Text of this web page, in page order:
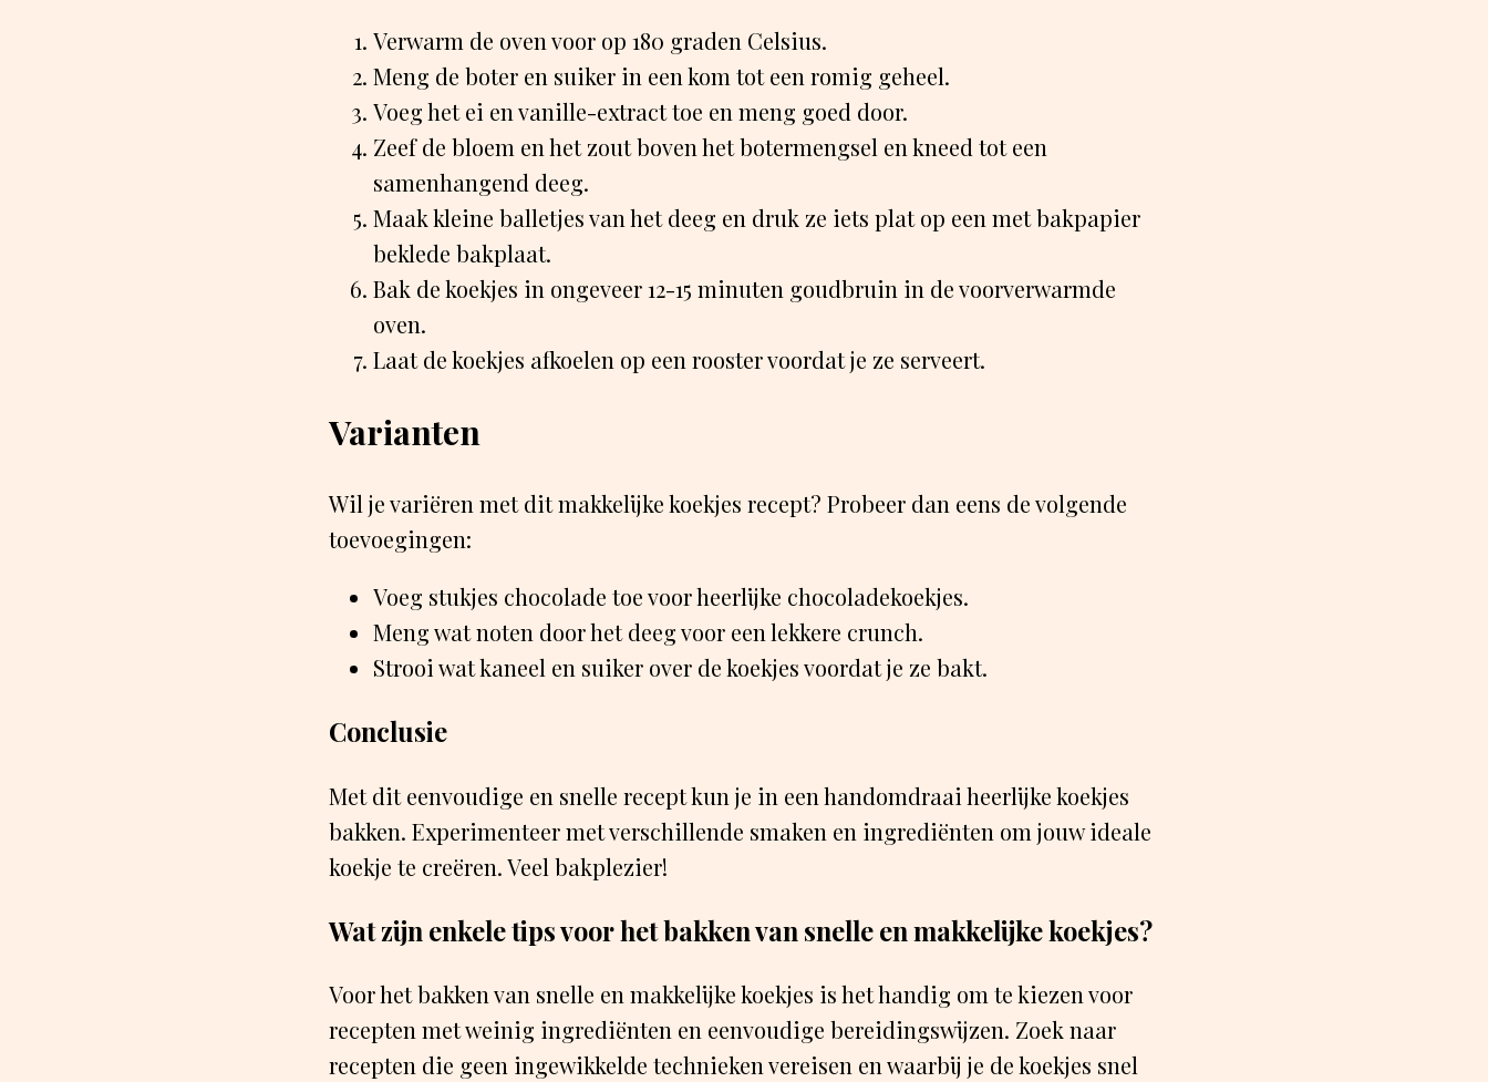
Verwarm de oven voor op 180 graden Celsius.
Meng de boter en suiker in een kom tot een romig geheel.
Voeg het ei en vanille-extract toe en meng goed door.
Zeef de bloem en het zout boven het botermengsel en kneed tot een
samenhangend deeg.
Maak kleine balletjes van het deeg en druk ze iets plat op een met bakpapier
beklede bakplaat.
Bak de koekjes in ongeveer 12-15 minuten goudbruin in de voorverwarmde
oven.
Laat de koekjes afkoelen op een rooster voordat je ze serveert.
Varianten
Wil je variëren met dit makkelijke koekjes recept? Probeer dan eens de volgende
toevoegingen:
Voeg stukjes chocolade toe voor heerlijke chocoladekoekjes.
Meng wat noten door het deeg voor een lekkere crunch.
Strooi wat kaneel en suiker over de koekjes voordat je ze bakt.
Conclusie
Met dit eenvoudige en snelle recept kun je in een handomdraai heerlijke koekjes
bakken. Experimenteer met verschillende smaken en ingrediënten om jouw ideale
koekje te creëren. Veel bakplezier!
Wat zijn enkele tips voor het bakken van snelle en makkelijke koekjes?
Voor het bakken van snelle en makkelijke koekjes is het handig om te kiezen voor
recepten met weinig ingrediënten en eenvoudige bereidingswijzen. Zoek naar
recepten die geen ingewikkelde technieken vereisen en waarbij je de koekjes snel